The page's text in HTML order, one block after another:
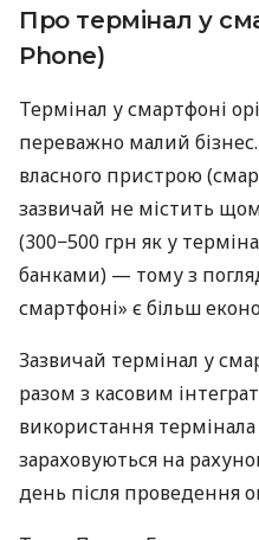
Про термінал у
Phone)
Термінал у смартфоні
переважно малий
власного пристрою
зазвичай не містить
(300−500 грн як у
банками) — тому з
смартфоні» є більш
Зазвичай термінал у
разом з касовим
використання
зараховуються на
день після проведення